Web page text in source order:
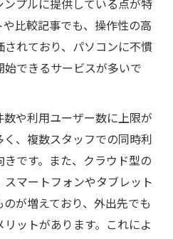
ンプルに提供している点が特
比較記事でも、操作性の高
れており、パソコンに不慣
できるサービスが多いで
や利用ユーザー数に上限が
、複数スタッフでの同時利
です。また、クラウド型の
マートフォンやタブレット
が増えており、外出先でも
ットがあります。これによ